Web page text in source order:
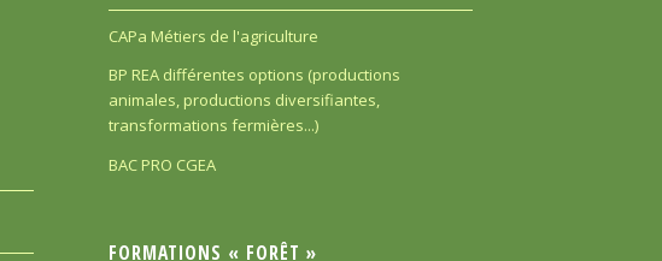
CAPa Métiers de l'agriculture
BP REA différentes options (productions
animales, productions diversifiantes,
transformations fermières...)
BAC PRO CGEA
FORMATIONS « FORÊT »